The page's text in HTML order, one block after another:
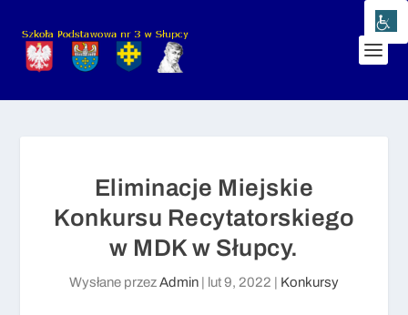
Eliminacje Miejskie
Konkursu Recytatorskiego
w MDK w Słupcy.
Wysłane przezAdmin lut 9, 2022 Konkursy